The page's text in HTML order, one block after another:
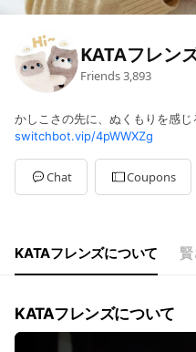
KATAフレン
Friends3,893
かしこさの先に、ぬくもりを感じ
switchbot.vip/4pWWXZg
Chat Coupons
KATAフレンズについて
KATAフレンズについて